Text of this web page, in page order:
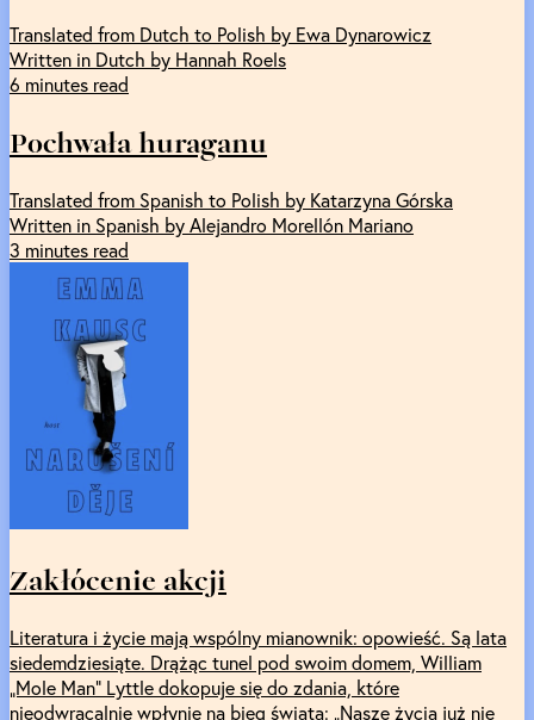
Translated from Dutch to Polish by Ewa Dynarowicz
Written in Dutch by Hannah Roels
6 minutes read
Pochwała huraganu
Translated from Spanish to Polish by Katarzyna Górska
Written in Spanish by Alejandro Morellón Mariano
3 minutes read
Zakłócenie akcji
Literatura i życie mają wspólny mianownik: opowieść. Są lata
siedemdziesiąte. Drążąc tunel pod swoim domem, William
„Mole Man” Lyttle dokopuje się do zdania, które
nieodwracalnie wpłynie na bieg świata: „Nasze życia już nie